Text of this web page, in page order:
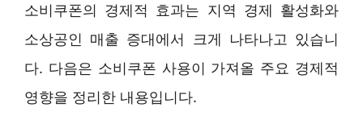
소비쿠폰의 경제적 효과는 지역 경제 활성화와
소상공인 매출 증대에서 크게 나타나고 있습니
다. 다음은 소비쿠폰 사용이 가져올 주요 경제적
영향을 정리한 내용입니다.